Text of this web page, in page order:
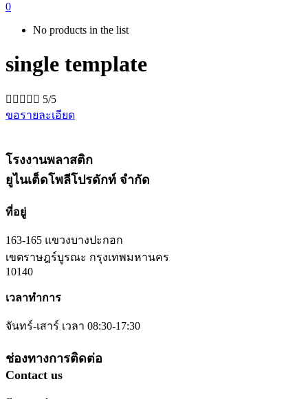
0
No products in the list
single template
     5/5
ขอรายละเอียด
โรงงานพลาสติก
ยูไนเต็ดโพลีโปรดักท์ จำกัด
ที่อยู่
163-165 แขวงบางปะกอก
เขตราษฎร์บูรณะ กรุงเทพมหานคร
10140
เวลาทำการ
จันทร์-เสาร์ เวลา 08:30-17:30
ช่องทางการติดต่อ
Contact us